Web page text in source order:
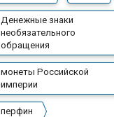
Денежные знаки
необязательного
обращения
монеты Российской
империи
перфин